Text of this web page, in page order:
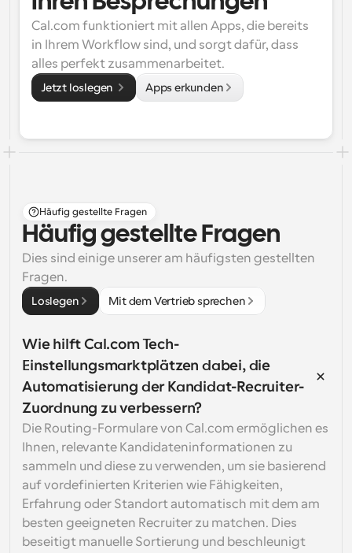
Cal.com funktioniert mit allen Apps, die bereits
in Ihrem Workflow sind, und sorgt dafür, dass
alles perfekt zusammenarbeitet.
Jetzt loslegen Apps erkunden
Häufig gestellte Fragen
Häufig gestellte Fragen
Dies sind einige unserer am häufigsten gestellten
Fragen.
Loslegen Mit dem Vertrieb sprechen
Wie hilft Cal.com Tech-
Einstellungsmarktplätzen dabei, die
Automatisierung der Kandidat-Recruiter-
Zuordnung zu verbessern?
Die Routing-Formulare von Cal.com ermöglichen es
Ihnen, relevante Kandidateninformationen zu
sammeln und diese zu verwenden, um sie basierend
auf vordefinierten Kriterien wie Fähigkeiten,
Erfahrung oder Standort automatisch mit dem am
besten geeigneten Recruiter zu matchen. Dies
beseitigt manuelle Sortierung und beschleunigt